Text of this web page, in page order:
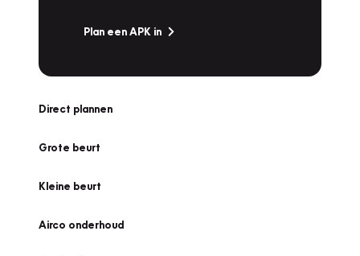
Plan een APK in
Direct plannen
Grote beurt
Kleine beurt
Airco onderhoud